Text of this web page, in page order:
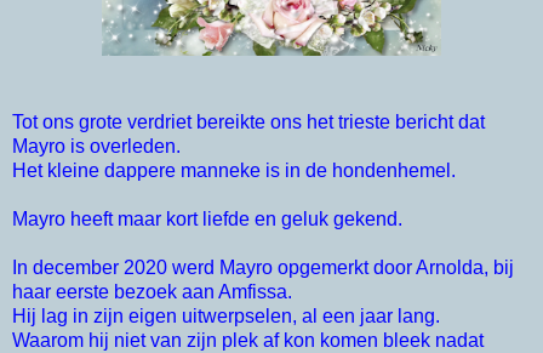
Tot ons grote verdriet bereikte ons het trieste bericht dat
Mayro is overleden.
Het kleine dappere manneke is in de hondenhemel.
Mayro heeft maar kort liefde en geluk gekend.
In december 2020 werd Mayro opgemerkt door Arnolda, bij
haar eerste bezoek aan Amfissa.
Hij lag in zijn eigen uitwerpselen, al een jaar lang.
Waarom hij niet van zijn plek af kon komen bleek nadat